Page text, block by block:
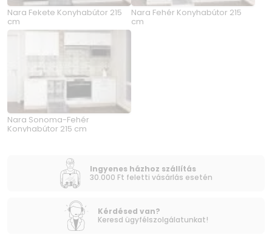
Nara Fekete Konyhabútor 215
cm
Nara Fehér Konyhabútor 215
cm
Nara Sonoma-Fehér
Konyhabútor 215 cm
Ingyenes házhoz szállítás
30.000 Ft feletti vásárlás esetén
Kérdésed van?
Keresd ügyfélszolgálatunkat!